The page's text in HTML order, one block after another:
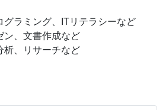
グラミング、ITリテラシーなど
ン、文書作成など
析、リサーチなど